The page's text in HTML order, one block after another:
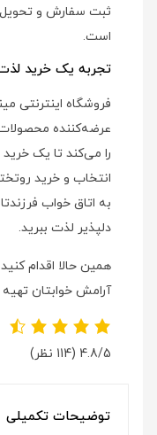
ثبت سفارش و
است.
تجربه یک خرید
فروشگاه اینترنتی
عرضه‌کننده
را می‌کند تا یک
انتخاب و خرید
به اتاق خواب
دلپذیر لذت ببرید.
همین حالا اقدام
آرامش خوابتان تهیه
4.8/5 (114 نظر)
توضیحات تکمیلی